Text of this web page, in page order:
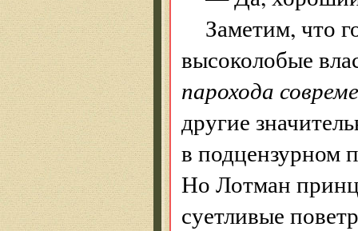
Заметим, что
высоколобые
парохода
другие
в подцензурном
Но Лотман
суетливые